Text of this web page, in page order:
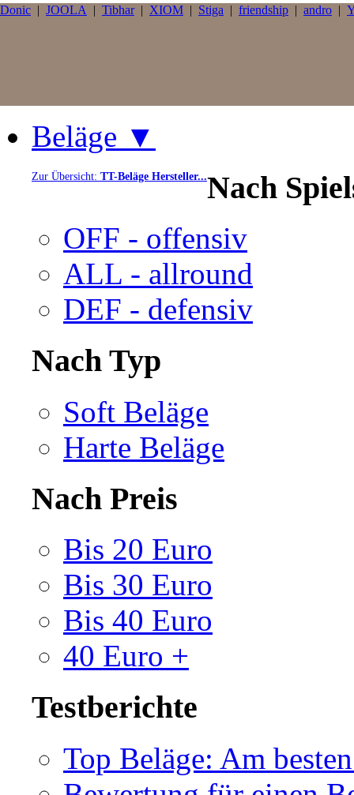
Donic | JOOLA | Tibhar| XIOM | Stiga | friendship | andro |
Beläge ▼
Zur Übersicht: TT-Beläge Hersteller...Nach
OFF - offensiv
ALL - allround
DEF - defensiv
Nach Typ
Soft Beläge
Harte Beläge
Nach Preis
Bis 20 Euro
Bis 30 Euro
Bis 40 Euro
40 Euro +
Testberichte
Top Beläge: Am